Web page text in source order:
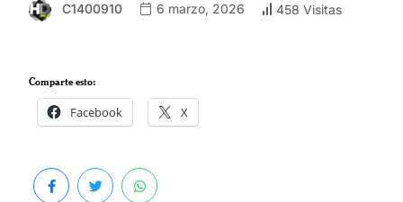
C1400910 6 marzo, 2026 458 Visitas
Comparte esto:
Facebook X